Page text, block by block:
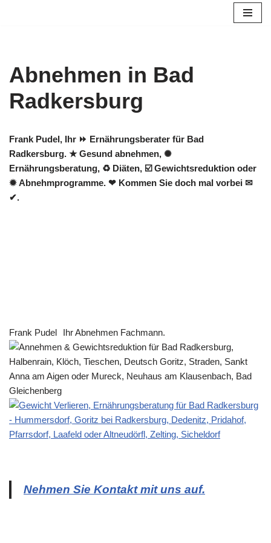
Abnehmen in Bad
Radkersburg
Frank Pudel, Ihr ⏩ Ernährungsberater für Bad
Radkersburg. ★ Gesund abnehmen, ✺
Ernährungsberatung, ♻ Diäten, ☑️ Gewichtsreduktion oder
✹ Abnehmprogramme. ❤ Kommen Sie doch mal vorbei ✉
✔.
Frank Pudel Ihr Abnehmen Fachmann.
Nehmen Sie Kontakt mit uns auf.